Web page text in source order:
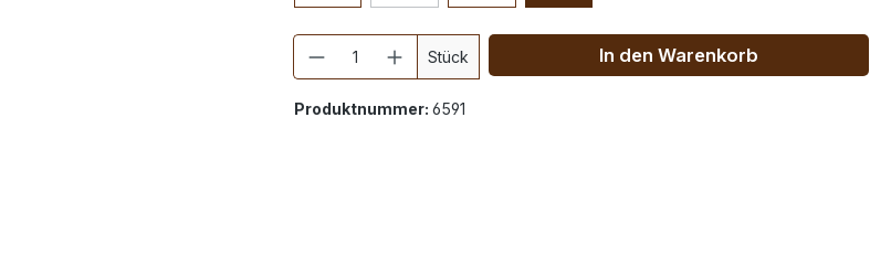
Anzahl
Stück In den Warenkorb
Produktnummer: 6591